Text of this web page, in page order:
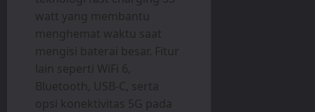
watt yang membantu
menghemat waktu saat
mengisi baterai besar. Fitur
lain seperti WiFi 6,
Bluetooth, USB-C, serta
opsi konektivitas 5G pada